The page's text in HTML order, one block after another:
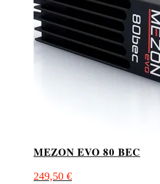
MEZON EVO 80 BEC
249,50 €